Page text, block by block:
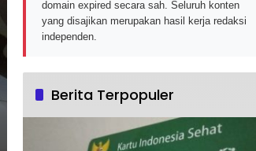
domain expired secara sah. Seluruh konten
yang disajikan merupakan hasil kerja redaksi
independen.
Berita Terpopuler